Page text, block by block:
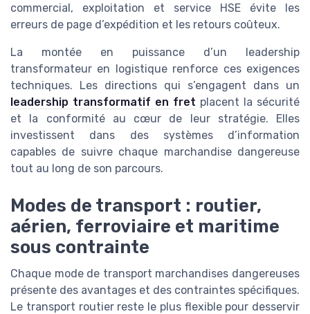
commercial, exploitation et service HSE évite les
erreurs de page d’expédition et les retours coûteux.
La montée en puissance d’un leadership
transformateur en logistique renforce ces exigences
techniques. Les directions qui s’engagent dans un
leadership transformatif en fret placent la sécurité
et la conformité au cœur de leur stratégie. Elles
investissent dans des systèmes d’information
capables de suivre chaque marchandise dangereuse
tout au long de son parcours.
Modes de transport : routier,
aérien, ferroviaire et maritime
sous contrainte
Chaque mode de transport marchandises dangereuses
présente des avantages et des contraintes spécifiques.
Le transport routier reste le plus flexible pour desservir